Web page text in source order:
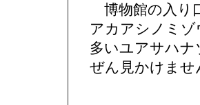
博物館の入り
アカアシノミ
多いユアサハ
ぜん見かけませ